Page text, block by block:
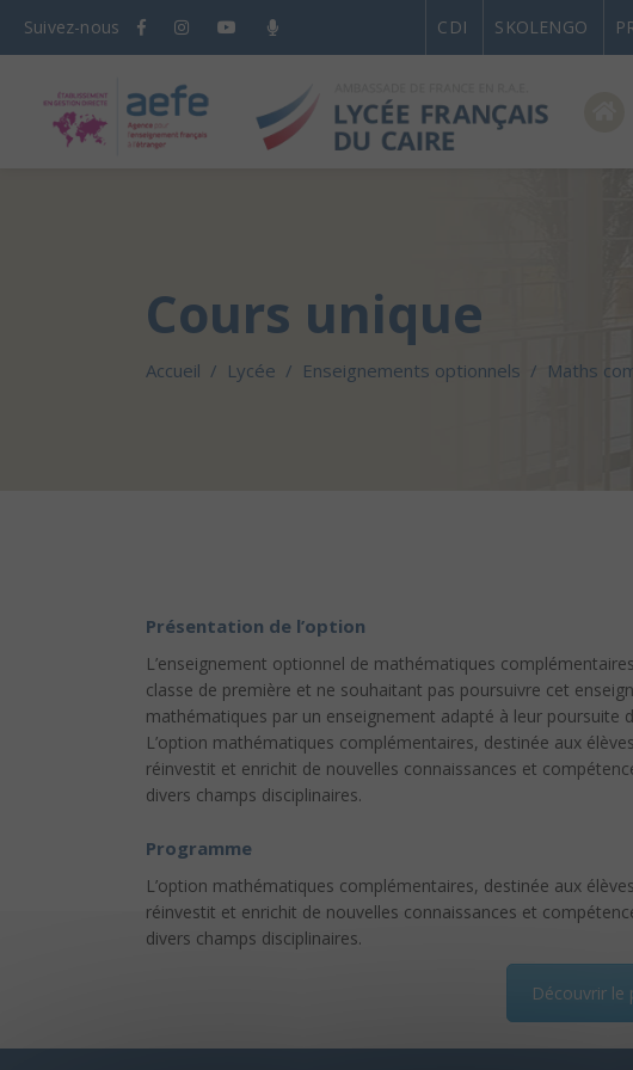
Suivez-nous CDI SKOLENGO
Cours unique
Accueil / Lycée / Enseignements optionnels / Maths
Présentation de l’option
L’enseignement optionnel de mathématiques
classe de première et ne souhaitant pas poursuivre cet
mathématiques par un enseignement adapté à leur poursuite
L’option mathématiques complémentaires, destinée aux
réinvestit et enrichit de nouvelles connaissances et
divers champs disciplinaires.
Programme
L’option mathématiques complémentaires, destinée aux
réinvestit et enrichit de nouvelles connaissances et
divers champs disciplinaires.
Découvrir